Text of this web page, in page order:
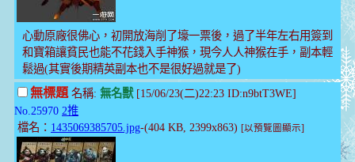
心動原廠很佛心，初開放海削了壕一票後，過了半年左右用簽到
和寶箱讓貧民也能不花錢入手神猴，現今人人神猴在手，副本輕
鬆過(其實後期精英副本也不是很好過就是了)
無標題名稱: 無名獸[15/06/23(二)22:23 ID:n9btT3WE]
No.25970 2推
檔名： 1435069385705.jpg-(404 KB, 2399x863) [以預覽圖顯示]